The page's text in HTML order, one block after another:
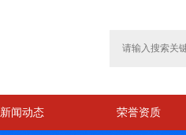
新闻动态 荣誉资质